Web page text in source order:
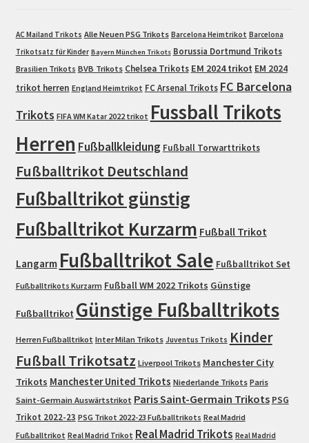
AC Mailand Trikots Alle Neuen PSG Trikots Barcelona Heimtrikot Barcelona
Trikotsatz für Kinder Bayern München Trikots Borussia Dortmund Trikots
Brasilien Trikots BVB Trikots Chelsea Trikots EM 2024 trikot EM 2024
trikot herren England Heimtrikot FC Arsenal Trikots FC Barcelona
Trikots FIFA WM Katar 2022 trikot Fussball Trikots
Herren Fußballkleidung Fußball Torwarttrikots
Fußballtrikot Deutschland
Fußballtrikot günstig
Fußballtrikot Kurzarm Fußball Trikot
Langarm Fußballtrikot Sale Fußballtrikot Set
Fußballtrikots Kurzarm Fußball WM 2022 Trikots Günstige
Fußballtrikot Günstige Fußballtrikots
Herren Fußballtrikot Inter Milan Trikots Juventus Trikots Kinder
Fußball Trikotsatz Liverpool Trikots Manchester City
Trikots Manchester United Trikots Niederlande Trikots Paris
Saint-Germain Auswärtstrikot Paris Saint-Germain Trikots PSG
Trikot 2022-23 PSG Trikot 2022-23 Fußballtrikots Real Madrid
Fußballtrikot Real Madrid Trikot Real Madrid Trikots Real Madrid